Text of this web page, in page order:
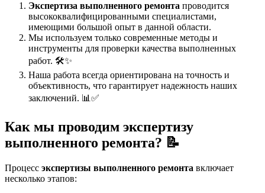
Экспертиза выполненного ремонта проводится
высококвалифицированными специалистами,
имеющими большой опыт в данной области.
Мы используем только современные методы и
инструменты для проверки качества выполненных
работ. 🛠️✨
Наша работа всегда ориентирована на точность и
объективность, что гарантирует надежность наших
заключений. 📊✅
Как мы проводим экспертизу
выполненного ремонта? 📝
Процесс экспертизы выполненного ремонта включает
несколько этапов: